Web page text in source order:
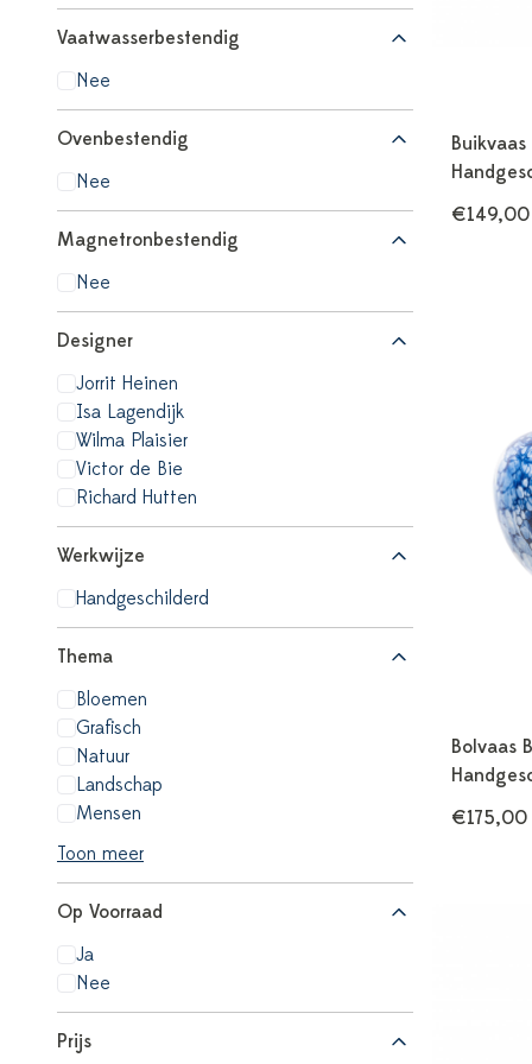
Prijs
Vaatwasserbestendig
Nee
Ovenbestendig
Nee
Magnetronbestendig
Nee
Designer
Jorrit Heinen
Isa Lagendijk
Wilma Plaisier
Victor de Bie
Richard Hutten
Werkwijze
Handgeschilderd
Thema
Bloemen
Grafisch
Natuur
Landschap
Mensen
Toon meer
Op Voorraad
Ja
Nee
€149,00
Bolvaas
€175,00